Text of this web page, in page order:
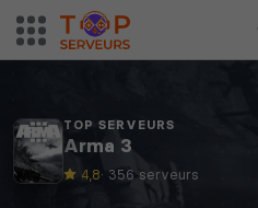
TOP SERVEURS
Arma 3
4,8· 356 serveurs